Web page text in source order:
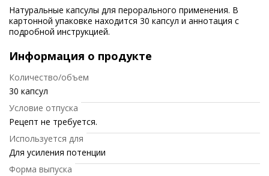
Натуральные капсулы для перорального применения. В
картонной упаковке находится 30 капсул и аннотация с
подробной инструкцией.
Информация о продукте
Количество/объем
30 капсул
Условие отпуска
Рецепт не требуется.
Используется для
Для усиления потенции
Форма выпуска